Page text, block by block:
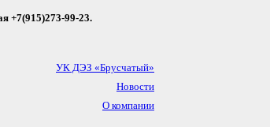
УК ДЭЗ «Брусчатый»
Новости
О компании
+7(915)273-99-23.